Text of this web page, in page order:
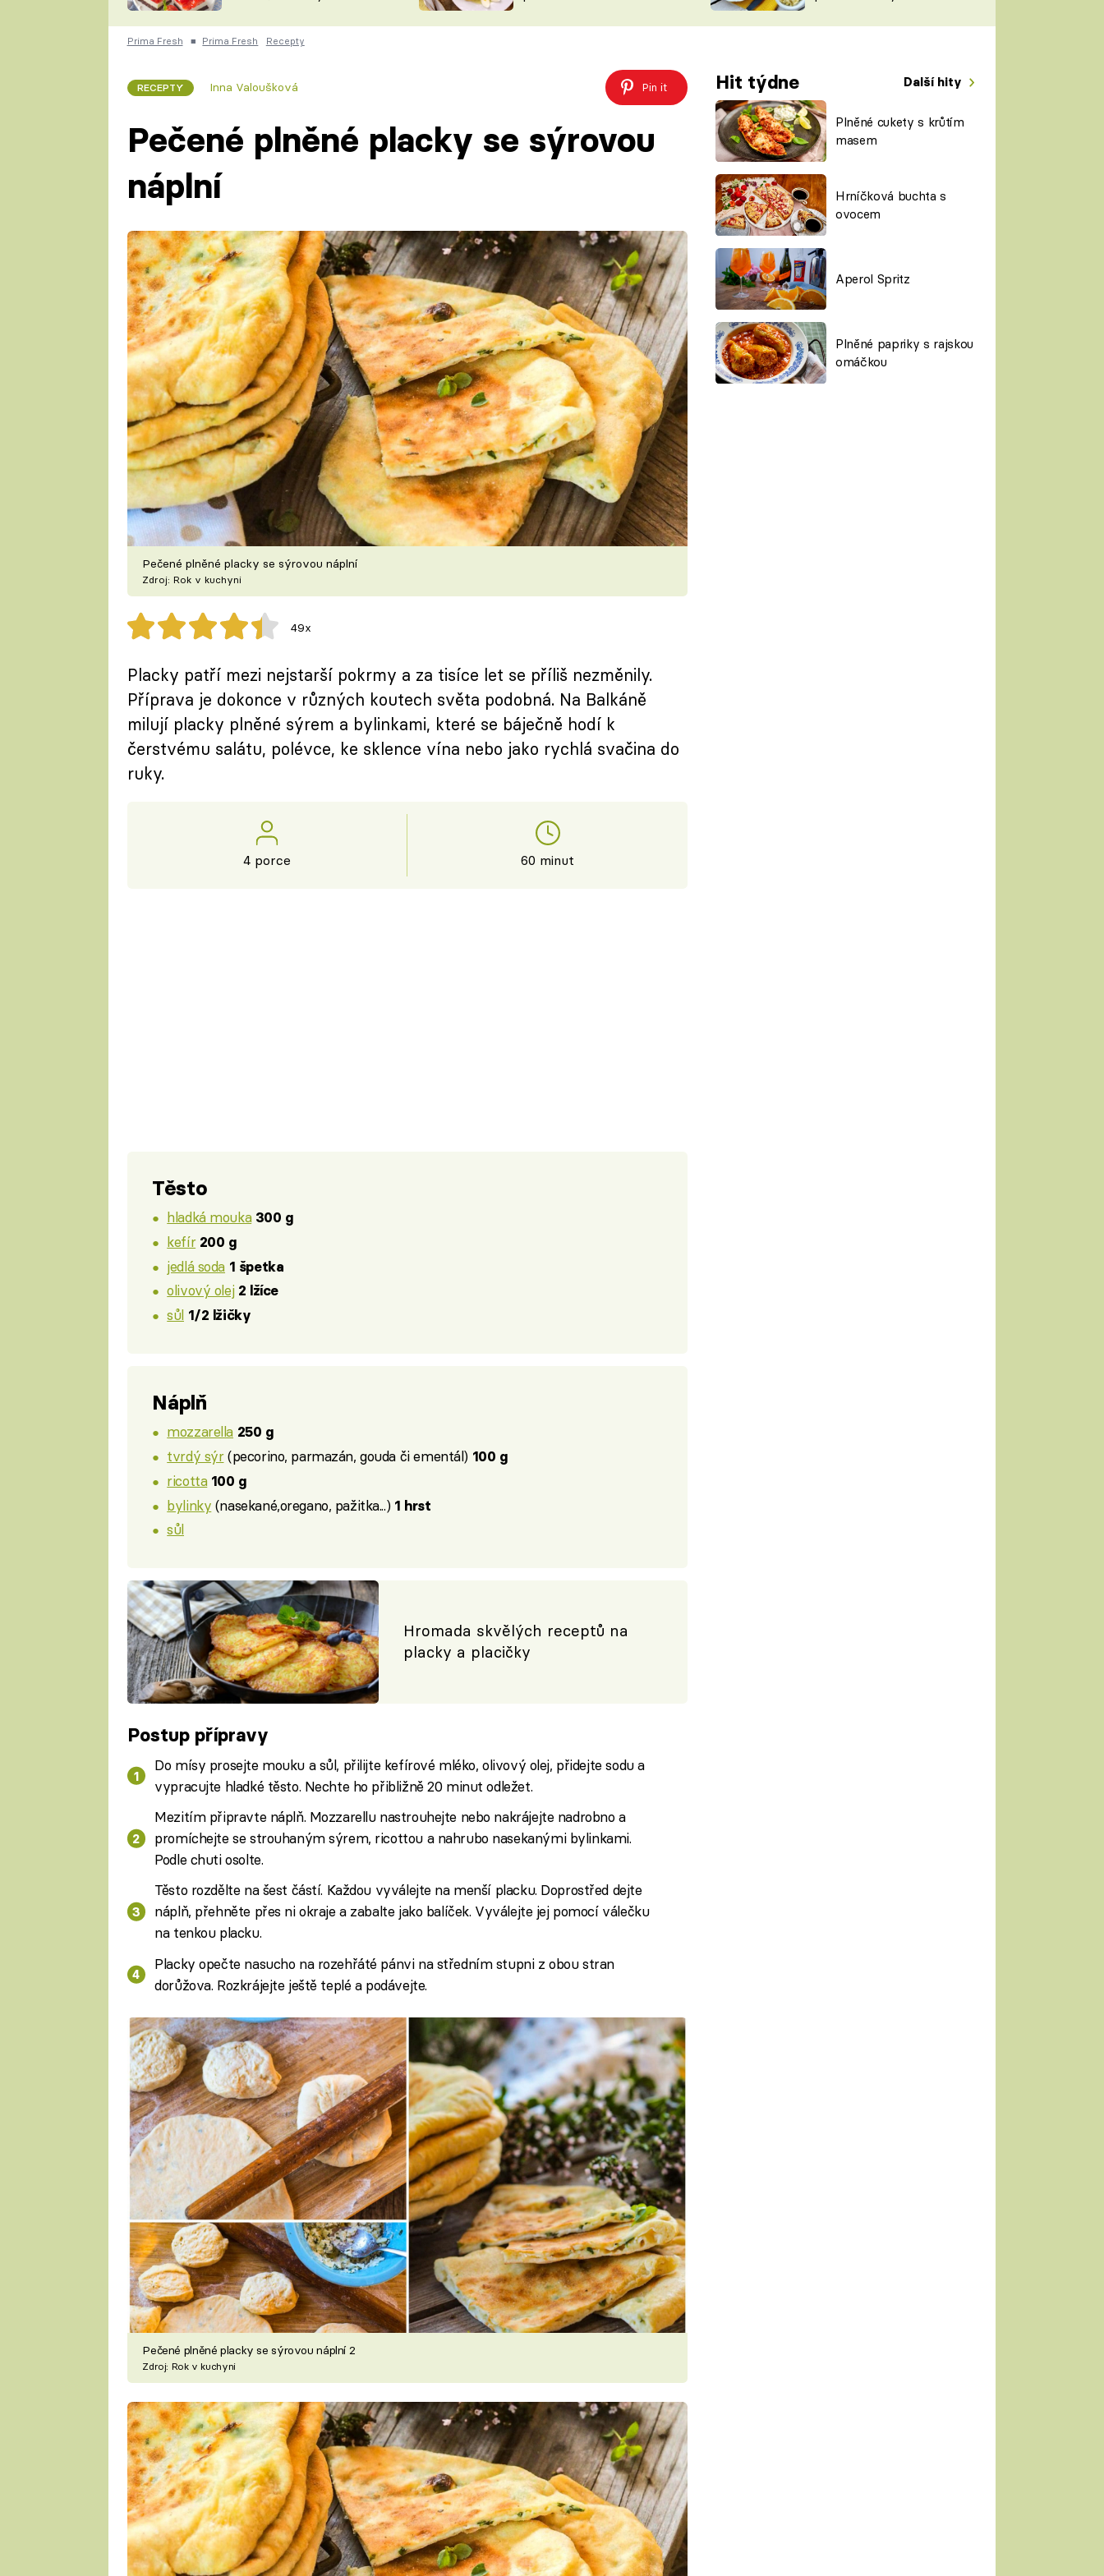
ČESKO NA TALÍŘI
KUCHAŘKA
VYCHYTÁVKY
ŠÉFREDAKTORKY
ČASOPIS
Prima Fresh ■ Prima Fresh Recepty
RECEPTY Inna Valoušková Pin it Hit týdne Další hity
Plněné cukety s krůtím
masem
Hrníčková buchta s
ovocem
Aperol Spritz
Plněné papriky s rajskou
omáčkou
Pečené plněné placky se sýrovou
náplní
Pečené plněné placky se sýrovou náplní
Zdroj: Rok v kuchyni
49x
Placky patří mezi nejstarší pokrmy a za tisíce let se příliš nezměnily.
Příprava je dokonce v různých koutech světa podobná. Na Balkáně
milují placky plněné sýrem a bylinkami, které se báječně hodí k
čerstvému salátu, polévce, ke sklence vína nebo jako rychlá svačina do
ruky.
4 porce 60 minut
Těsto
hladká mouka 300 g
kefír 200 g
jedlá soda 1 špetka
olivový olej 2 lžíce
sůl 1/2 lžičky
Náplň
mozzarella 250 g
tvrdý sýr(pecorino, parmazán, gouda či ementál) 100 g
ricotta 100 g
bylinky (nasekané,oregano, pažitka...) 1 hrst
sůl
Hromada skvělých receptů na
placky a placičky
Postup přípravy
Do mísy prosejte mouku a sůl, přilijte kefírové mléko, olivový olej, přidejte sodu a
vypracujte hladké těsto. Nechte ho přibližně 20 minut odležet.
Mezitím připravte náplň. Mozzarellu nastrouhejte nebo nakrájejte nadrobno a
promíchejte se strouhaným sýrem, ricottou a nahrubo nasekanými bylinkami.
Podle chuti osolte.
Těsto rozdělte na šest částí. Každou vyválejte na menší placku. Doprostřed dejte
náplň, přehněte přes ni okraje a zabalte jako balíček. Vyválejte jej pomocí válečku
na tenkou placku.
Placky opečte nasucho na rozehřáté pánvi na středním stupni z obou stran
dorůžova. Rozkrájejte ještě teplé a podávejte.
Pečené plněné placky se sýrovou náplní 2
Zdroj: Rok v kuchyni